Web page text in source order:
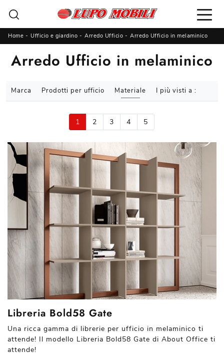
Home - Ufficio e giardino - Arredo Ufficio - Arredo Ufficio in melaminico
Arredo Ufficio in melaminico
Marca Prodotti per ufficio Materiale I più visti a :
1 2 3 4 5
Libreria Bold58 Gate
Una ricca gamma di librerie per ufficio in melaminico ti
attende! Il modello Libreria Bold58 Gate di About Office ti
attende!